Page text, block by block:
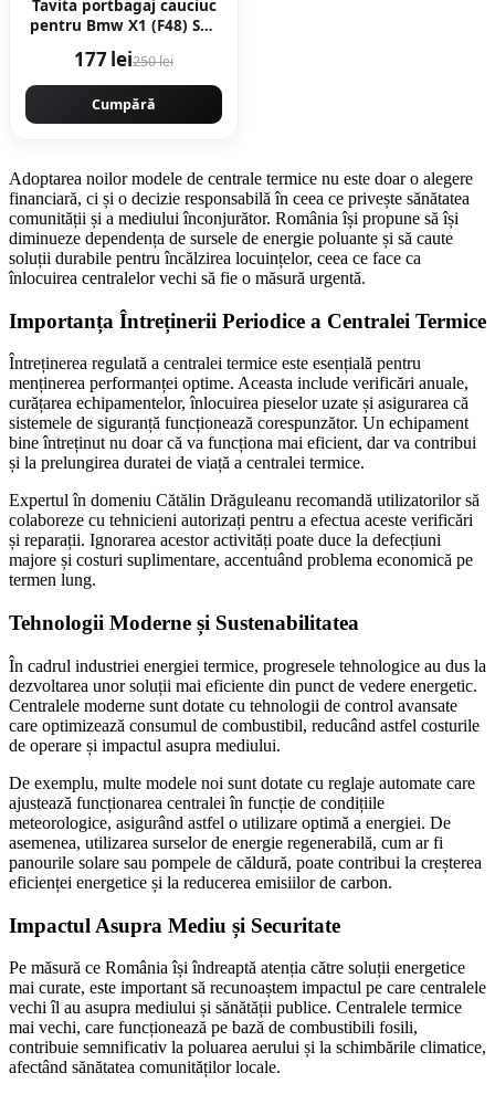
Tavita portbagaj cauciuc
pentru Bmw X1 (F48) Suv
177 lei250 lei
Cumpără
Adoptarea noilor modele de centrale termice nu este doar o alegere
financiară, ci și o decizie responsabilă în ceea ce privește sănătatea
comunității și a mediului înconjurător. România își propune să își
diminueze dependența de sursele de energie poluante și să caute
soluții durabile pentru încălzirea locuințelor, ceea ce face ca
înlocuirea centralelor vechi să fie o măsură urgentă.
Importanța Întreținerii Periodice a Centralei Termice
Întreținerea regulată a centralei termice este esențială pentru
menținerea performanței optime. Aceasta include verificări anuale,
curățarea echipamentelor, înlocuirea pieselor uzate și asigurarea că
sistemele de siguranță funcționează corespunzător. Un echipament
bine întreținut nu doar că va funcționa mai eficient, dar va contribui
și la prelungirea duratei de viață a centralei termice.
Expertul în domeniu Cătălin Drăguleanu recomandă utilizatorilor să
colaboreze cu tehnicieni autorizați pentru a efectua aceste verificări
și reparații. Ignorarea acestor activități poate duce la defecțiuni
majore și costuri suplimentare, accentuând problema economică pe
termen lung.
Tehnologii Moderne și Sustenabilitatea
În cadrul industriei energiei termice, progresele tehnologice au dus la
dezvoltarea unor soluții mai eficiente din punct de vedere energetic.
Centralele moderne sunt dotate cu tehnologii de control avansate
care optimizează consumul de combustibil, reducând astfel costurile
de operare și impactul asupra mediului.
De exemplu, multe modele noi sunt dotate cu reglaje automate care
ajustează funcționarea centralei în funcție de condițiile
meteorologice, asigurând astfel o utilizare optimă a energiei. De
asemenea, utilizarea surselor de energie regenerabilă, cum ar fi
panourile solare sau pompele de căldură, poate contribui la creșterea
eficienței energetice și la reducerea emisiilor de carbon.
Impactul Asupra Mediu și Securitate
Pe măsură ce România își îndreaptă atenția către soluții energetice
mai curate, este important să recunoaștem impactul pe care centralele
vechi îl au asupra mediului și sănătății publice. Centralele termice
mai vechi, care funcționează pe bază de combustibili fosili,
contribuie semnificativ la poluarea aerului și la schimbările climatice,
afectând sănătatea comunităților locale.